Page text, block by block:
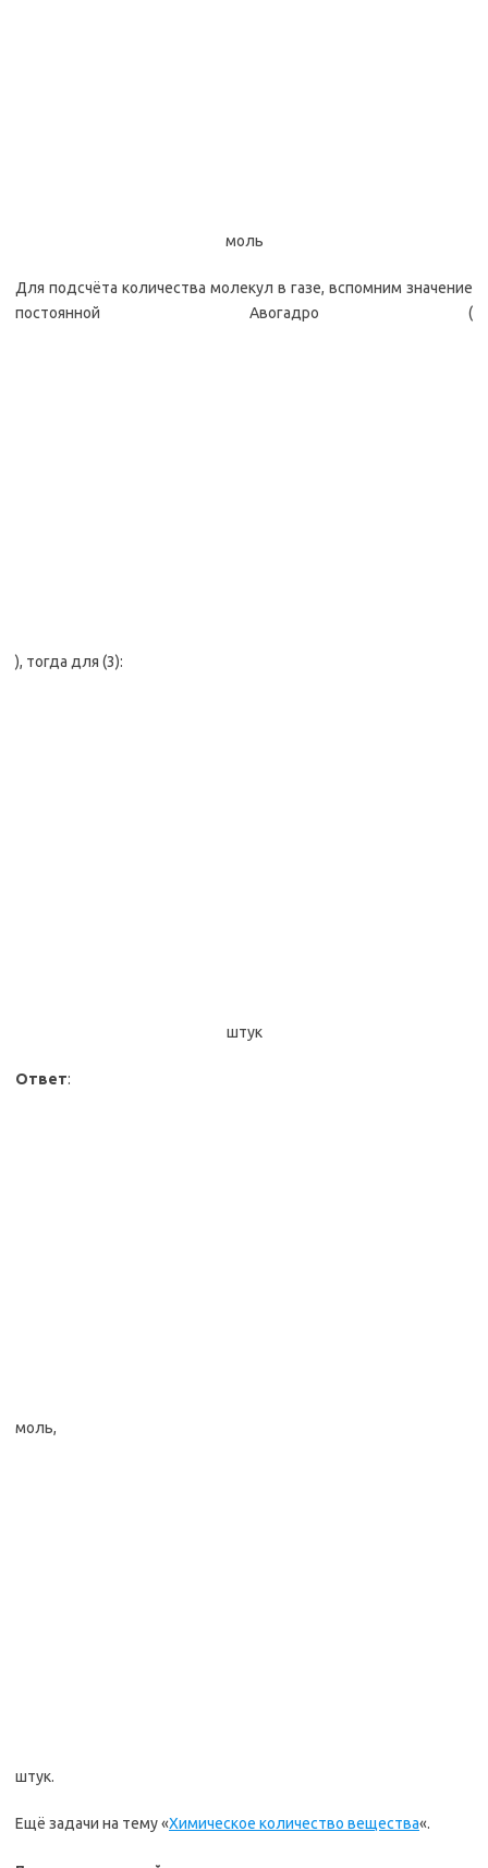
моль
Для подсчёта количества молекул в газе, вспомним значение
постоянной Авогадро (
), тогда для (3):
штук
Ответ:
моль,
штук.
Ещё задачи на тему «Химическое количество вещества«.